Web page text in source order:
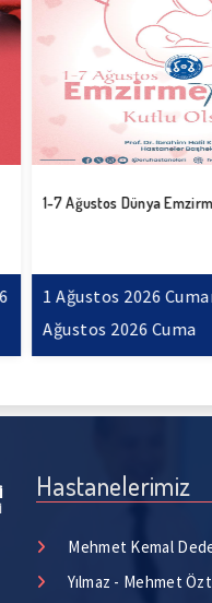
1-7 Ağustos Dünya
1 Ağustos 2026
Ağustos 2026 Cuma
Hastanelerimiz
Mehmet Kemal
Yılmaz - Mehmet